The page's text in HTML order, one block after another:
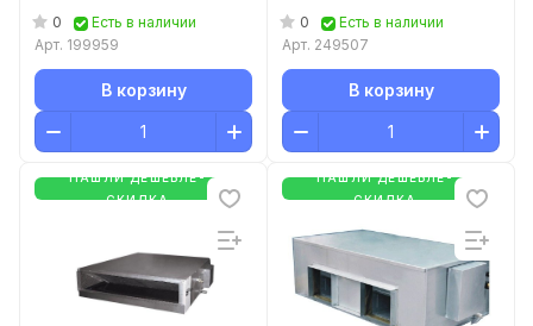
0
Есть в наличии
Арт. 199959
В корзину
0
Есть в наличии
Арт. 249507
В корзину
НАШЛИ ДЕШЕВЛЕ-
СКИДКА
НАШЛИ ДЕШЕВЛЕ-
СКИДКА